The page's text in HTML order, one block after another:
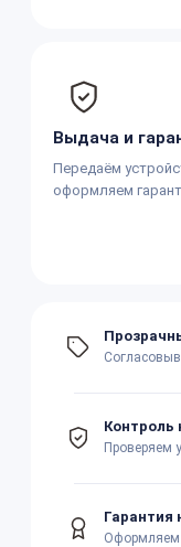
Выдача и
Передаём
оформляем
Контроль
Проверяем
Гарантия
Оформляем